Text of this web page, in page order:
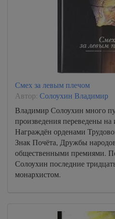
40
43
44
45
46
Смех за левым плечом
Автор: Солоухин Владимир
Владимир Солоухин много
произведения переведены
Награждён орденами
Знак Почёта, Дружбы
общественными премиями.
Солоухин последние
монархистом.